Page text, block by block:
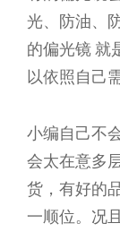
光、防油、
的偏光镜 就
以依照自己
小编自己不
会太在意多
货，有好的
一顺位。况